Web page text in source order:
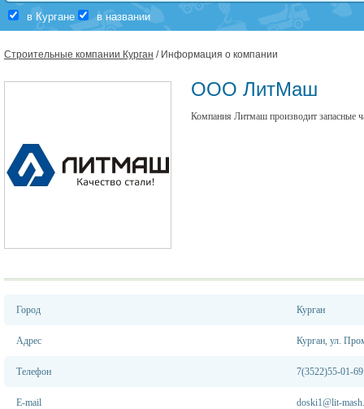
в Кургане в названии
Строительные компании Курган / Информация о компании
ООО ЛитМаш
Компания Литмаш производит запасные
Город Курган
Адрес Курган, ул.
Телефон 7(3522)55-01-69
E-mail doski1@lit-